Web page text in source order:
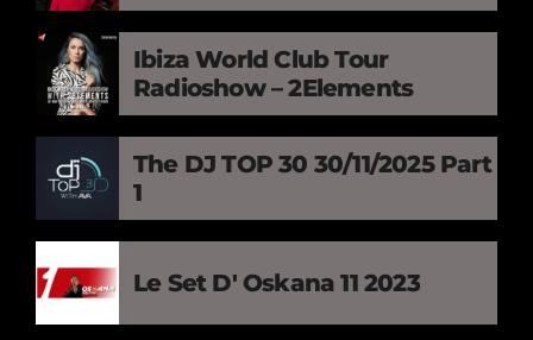
Ibiza World Club Tour
Radioshow – 2Elements
The DJ TOP 30 30/11/2025 Part
1
Le Set D' Oskana 11 2023